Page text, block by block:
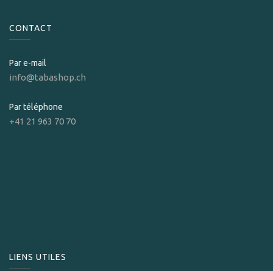
CONTACT
Par e-mail
info@tabashop.ch
Par téléphone
+41 21 963 70 70
LIENS UTILES